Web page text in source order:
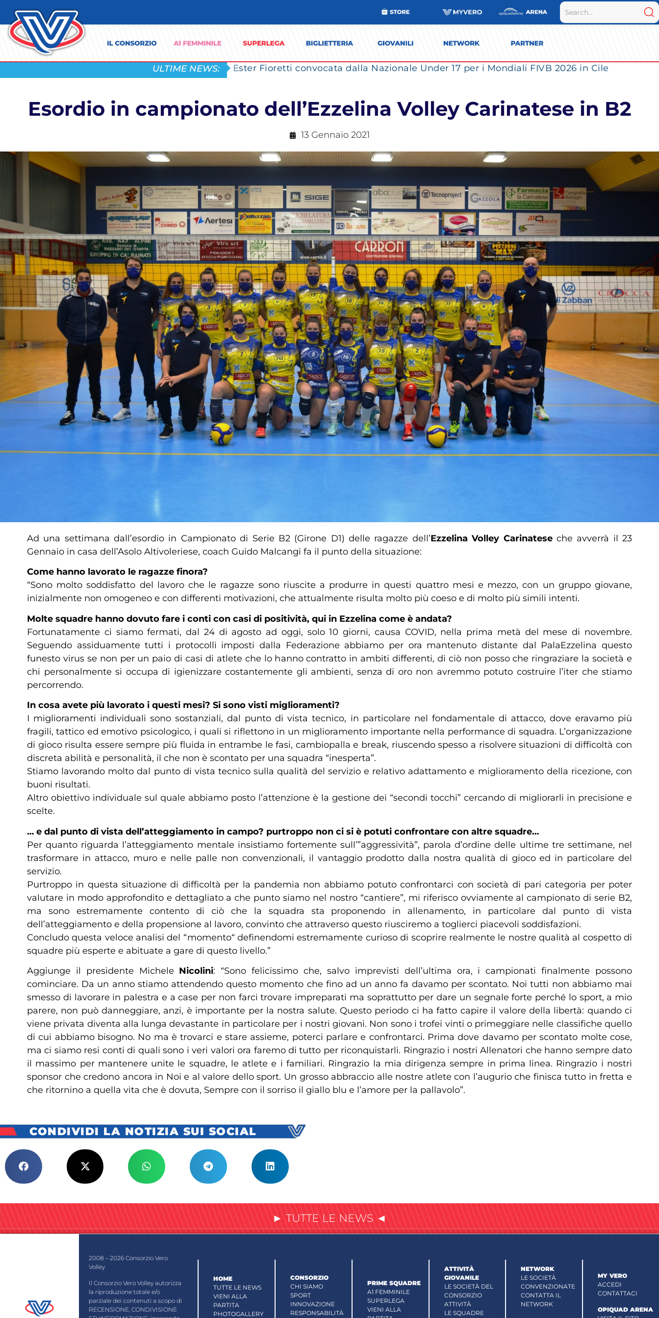
ULTIME NEWS: Ester Fioretti convocata dalla Nazionale Under 17 per i Mondiali FIVB 2026 in Cile
Esordio in campionato dell’Ezzelina Volley Carinatese in B2
13 Gennaio 2021
Ad una settimana dall’esordio in Campionato di Serie B2 (Girone D1) delle ragazze dell’Ezzelina Volley Carinateseche avverrà il 23
Gennaio in casa dell’Asolo Altivoleriese, coach Guido Malcangi fa il punto della situazione:
Come hanno lavorato le ragazze finora?
“Sono molto soddisfatto del lavoro che le ragazze sono riuscite a produrre in questi quattro mesi e mezzo, con un gruppo giovane,
inizialmente non omogeneo e con differenti motivazioni, che attualmente risulta molto più coeso e di molto più simili intenti.
Molte squadre hanno dovuto fare i conti con casi di positività, qui in Ezzelina come è andata?
Fortunatamente ci siamo fermati, dal 24 di agosto ad oggi, solo 10 giorni, causa COVID, nella prima metà del mese di novembre.
Seguendo assiduamente tutti i protocolli imposti dalla Federazione abbiamo per ora mantenuto distante dal PalaEzzelina questo
funesto virus se non per un paio di casi di atlete che lo hanno contratto in ambiti differenti, di ciò non posso che ringraziare la società e
chi personalmente si occupa di igienizzare costantemente gli ambienti, senza di oro non avremmo potuto costruire l’iter che stiamo
percorrendo.
In cosa avete più lavorato i questi mesi? Si sono visti miglioramenti?
I miglioramenti individuali sono sostanziali, dal punto di vista tecnico, in particolare nel fondamentale di attacco, dove eravamo più
fragili, tattico ed emotivo psicologico, i quali si riflettono in un miglioramento importante nella performance di squadra. L’organizzazione
di gioco risulta essere sempre più fluida in entrambe le fasi, cambiopalla e break, riuscendo spesso a risolvere situazioni di difficoltà con
discreta abilità e personalità, il che non è scontato per una squadra “inesperta”.
Stiamo lavorando molto dal punto di vista tecnico sulla qualità del servizio e relativo adattamento e miglioramento della ricezione, con
buoni risultati.
Altro obiettivo individuale sul quale abbiamo posto l’attenzione è la gestione dei “secondi tocchi” cercando di migliorarli in precisione e
scelte.
… e dal punto di vista dell’atteggiamento in campo? purtroppo non ci si è potuti confrontare con altre squadre…
Per quanto riguarda l’atteggiamento mentale insistiamo fortemente sull’”aggressività”, parola d’ordine delle ultime tre settimane, nel
trasformare in attacco, muro e nelle palle non convenzionali, il vantaggio prodotto dalla nostra qualità di gioco ed in particolare del
servizio.
Purtroppo in questa situazione di difficoltà per la pandemia non abbiamo potuto confrontarci con società di pari categoria per poter
valutare in modo approfondito e dettagliato a che punto siamo nel nostro “cantiere”, mi riferisco ovviamente al campionato di serie B2,
ma sono estremamente contento di ciò che la squadra sta proponendo in allenamento, in particolare dal punto di vista
dell’atteggiamento e della propensione al lavoro, convinto che attraverso questo riusciremo a toglierci piacevoli soddisfazioni.
Concludo questa veloce analisi del “momento“ definendomi estremamente curioso di scoprire realmente le nostre qualità al cospetto di
squadre più esperte e abituate a gare di questo livello.”
Aggiunge il presidente Michele Nicolini: “Sono felicissimo che, salvo imprevisti dell’ultima ora, i campionati finalmente possono
cominciare. Da un anno stiamo attendendo questo momento che fino ad un anno fa davamo per scontato. Noi tutti non abbiamo mai
smesso di lavorare in palestra e a case per non farci trovare impreparati ma soprattutto per dare un segnale forte perché lo sport, a mio
parere, non può danneggiare, anzi, è importante per la nostra salute. Questo periodo ci ha fatto capire il valore della libertà: quando ci
viene privata diventa alla lunga devastante in particolare per i nostri giovani. Non sono i trofei vinti o primeggiare nelle classifiche quello
di cui abbiamo bisogno. No ma è trovarci e stare assieme, poterci parlare e confrontarci. Prima dove davamo per scontato molte cose,
ma ci siamo resi conti di quali sono i veri valori ora faremo di tutto per riconquistarli. Ringrazio i nostri Allenatori che hanno sempre dato
il massimo per mantenere unite le squadre, le atlete e i familiari. Ringrazio la mia dirigenza sempre in prima linea. Ringrazio i nostri
sponsor che credono ancora in Noi e al valore dello sport. Un grosso abbraccio alle nostre atlete con l’augurio che finisca tutto in fretta e
che ritornino a quella vita che è dovuta, Sempre con il sorriso il giallo blu e l’amore per la pallavolo”.
CONDIVIDI LA NOTIZIA SUI SOCIAL
► TUTTE LE NEWS ◄
2008 – 2026 Consorzio Vero
Volley
Il Consorzio Vero Volley autorizza
la riproduzione totale e/o
parziale dei contenuti a scopo di
RECENSIONE, CONDIVISIONE
HOME
TUTTE LE NEWS
VIENI ALLA
PARTITA
PHOTOGALLERY
CONSORZIO
CHI SIAMO
SPORT
INNOVAZIONE
RESPONSABILITÀ
PRIME SQUADRE
A1 FEMMINILE
SUPERLEGA
VIENI ALLA
ATTIVITÀ
GIOVANILE
LE SOCIETÀ DEL
CONSORZIO
ATTIVITÀ
LE SQUADRE
NETWORK
LE SOCIETÀ
CONVENZIONATE
CONTATTA IL
NETWORK
MY VERO
ACCEDI
CONTATTACI
OPIQUAD ARENA